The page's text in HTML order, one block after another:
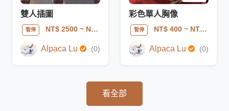
雙人插圖
暫停 NT$ 2500~ NT$ 5000
Alpaca Lu (0)
彩色單人胸像
暫停 NT$ 400~ NT$ 800
Alpaca Lu (0)
看全部